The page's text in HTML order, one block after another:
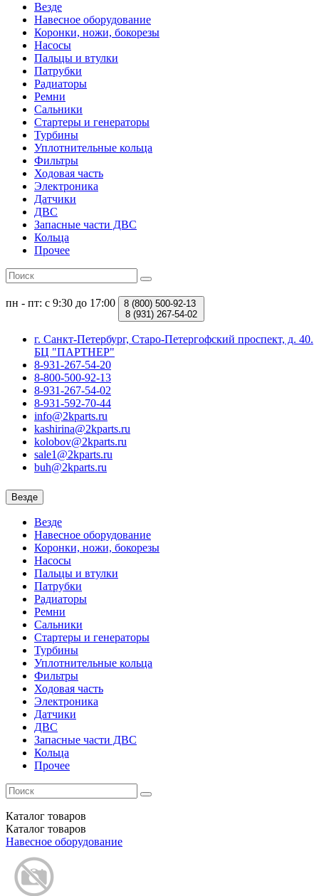
Везде
Навесное оборудование
Коронки, ножи, бокорезы
Насосы
Пальцы и втулки
Патрубки
Радиаторы
Ремни
Сальники
Стартеры и генераторы
Турбины
Уплотнительные кольца
Фильтры
Ходовая часть
Электроника
Датчики
ДВС
Запасные части ДВС
Кольца
Прочее
пн - пт: с 9:30 до 17:00 8 (800) 500-92-13
8 (931) 267-54-02
г. Санкт-Петербург, Старо-Петергофский проспект, д. 40.
БЦ "ПАРТНЕР"
8-931-267-54-20
8-800-500-92-13
8-931-267-54-02
8-931-592-70-44
info@2kparts.ru
kashirina@2kparts.ru
kolobov@2kparts.ru
sale1@2kparts.ru
buh@2kparts.ru
Везде
Везде
Навесное оборудование
Коронки, ножи, бокорезы
Насосы
Пальцы и втулки
Патрубки
Радиаторы
Ремни
Сальники
Стартеры и генераторы
Турбины
Уплотнительные кольца
Фильтры
Ходовая часть
Электроника
Датчики
ДВС
Запасные части ДВС
Кольца
Прочее
Каталог товаров
Каталог товаров
Навесное оборудование